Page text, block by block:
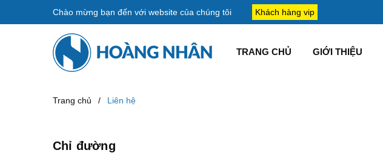
Chào mừng bạn đến với website của chúng tôi Khách hàng vip
TRANG CHỦ GIỚI THIỆU
Trang chủ / Liên hệ
Chỉ đường